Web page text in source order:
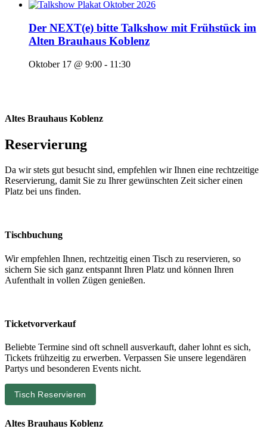
Der NEXT(e) bitte Talkshow mit Frühstück im
Alten Brauhaus Koblenz
Oktober 17 @ 9:00 - 11:30
Altes Brauhaus Koblenz
Reservierung
Da wir stets gut besucht sind, empfehlen wir Ihnen eine rechtzeitige
Reservierung, damit Sie zu Ihrer gewünschten Zeit sicher einen
Platz bei uns finden.
Tischbuchung
Wir empfehlen Ihnen, rechtzeitig einen Tisch zu reservieren, so
sichern Sie sich ganz entspannt Ihren Platz und können Ihren
Aufenthalt in vollen Zügen genießen.
Ticketvorverkauf
Beliebte Termine sind oft schnell ausverkauft, daher lohnt es sich,
Tickets frühzeitig zu erwerben. Verpassen Sie unsere legendären
Partys und besonderen Events nicht.
Tisch Reservieren
Altes Brauhaus Koblenz